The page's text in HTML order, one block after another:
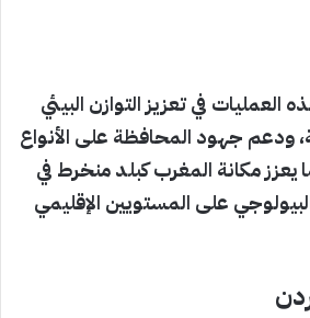
في تعزيز التوازن البيئي
ودعم جهود المحافظة على الأنواع
يعزز مكانة المغرب كبلد منخرط في
على المستويين الإقليمي